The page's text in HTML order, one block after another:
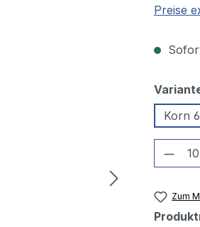
Preise
Korn
Zum